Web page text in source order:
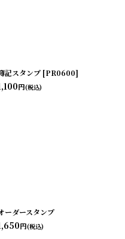
記スタンプ [PR0600]
円(税込)
ーダースタンプ
円(税込)